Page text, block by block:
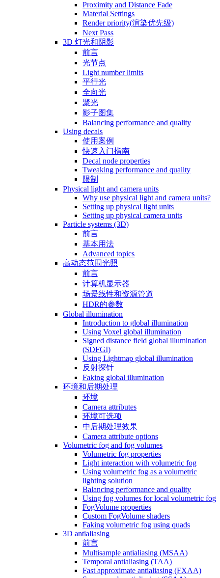
Proximity and Distance Fade
Material Settings
Render priority(渲染优先级)
Next Pass
3D 灯光和阴影
前言
光节点
Light number limits
平行光
全向光
聚光
影子图集
Balancing performance and quality
Using decals
使用案例
快速入门指南
Decal node properties
Tweaking performance and quality
限制
Physical light and camera units
Why use physical light and camera units?
Setting up physical light units
Setting up physical camera units
Particle systems (3D)
前言
基本用法
Advanced topics
高动态范围光照
前言
计算机显示器
场景线性和资源管道
HDR的参数
Global illumination
Introduction to global illumination
Using Voxel global illumination
Signed distance field global illumination
(SDFGI)
Using Lightmap global illumination
反射探针
Faking global illumination
环境和后期处理
环境
Camera attributes
环境可选项
中后期处理效果
Camera attribute options
Volumetric fog and fog volumes
Volumetric fog properties
Light interaction with volumetric fog
Using volumetric fog as a volumetric
lighting solution
Balancing performance and quality
Using fog volumes for local volumetric fog
FogVolume properties
Custom FogVolume shaders
Faking volumetric fog using quads
3D antialiasing
前言
Multisample antialiasing (MSAA)
Temporal antialiasing (TAA)
Fast approximate antialiasing (FXAA)